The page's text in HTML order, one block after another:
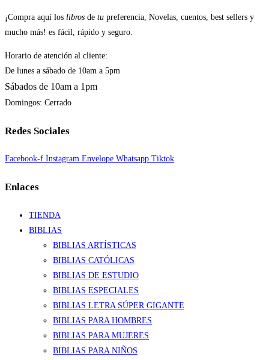
¡Compra aquí los libros de tu preferencia, Novelas, cuentos, best sellers y
mucho más! es fácil, rápido y seguro.
Horario de atención al cliente:
De lunes a sábado de 10am a 5pm
Sábados de 10am a 1pm
Domingos: Cerrado
Redes Sociales
Facebook-f Instagram Envelope Whatsapp Tiktok
Enlaces
TIENDA
BIBLIAS
BIBLIAS ARTÍSTICAS
BIBLIAS CATÓLICAS
BIBLIAS DE ESTUDIO
BIBLIAS ESPECIALES
BIBLIAS LETRA SÚPER GIGANTE
BIBLIAS PARA HOMBRES
BIBLIAS PARA MUJERES
BIBLIAS PARA NIÑOS